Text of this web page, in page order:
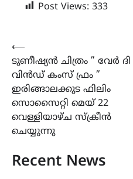
Post Views: 333
Post
navigation
⟵
ടുണീഷ്യൻ ചിത്രം ” വേർ ദി
വിൻഡ് കംസ് ഫ്രം ”
ഇരിങ്ങാലക്കുട ഫിലിം
സൊസൈറ്റി മെയ് 22
വെള്ളിയാഴ്ച സ്ക്രീൻ
ചെയ്യുന്നു
Recent News